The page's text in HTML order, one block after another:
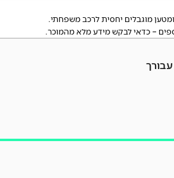
מוגבלים יחסית לרכב משפחתי.
– כדאי לבקש מידע מלא מהמוכר.